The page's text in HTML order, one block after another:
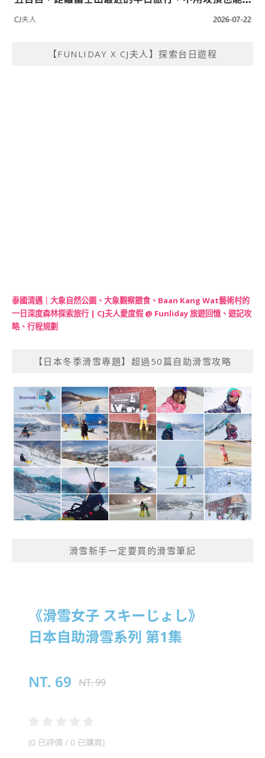
【FUNLIDAY X CJ夫人】探索台日遊程
泰國清邁｜大象自然公園、大象觀察餵食、Baan Kang Wat藝術村的
一日深度森林探索旅行 | CJ夫人愛度假 @ Funliday 旅遊回憶、遊記攻
略、行程規劃
【日本冬季滑雪專題】超過50篇自助滑雪攻略
滑雪新手一定要買的滑雪筆記